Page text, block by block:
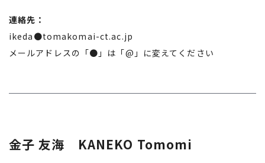
連絡先：
ikeda●tomakomai-ct.ac.jp
メールアドレスの「●」は「@」に変えてください
金子 友海 KANEKO Tomomi